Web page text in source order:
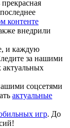
прекрасная
контенте
внедрили
и каждую
за нашими
актуальных
соцсетями
актуальные
игр. До